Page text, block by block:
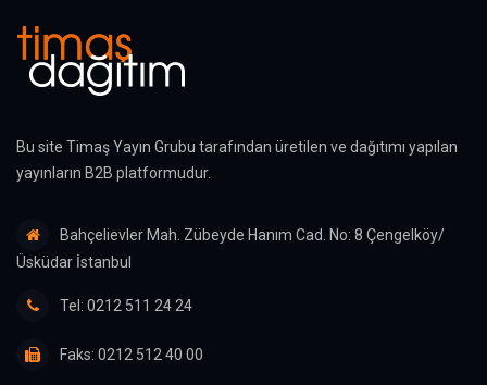
Bu site Timaş Yayın Grubu tarafından üretilen ve dağıtımı yapılan
yayınların B2B platformudur.
Bahçelievler Mah. Zübeyde Hanım Cad. No: 8 Çengelköy/
Üsküdar İstanbul
Tel: 0212 511 24 24
Faks: 0212 512 40 00